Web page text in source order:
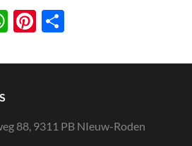
WhatsApp
Pinterest
88, 9311 PB NIeuw-Roden